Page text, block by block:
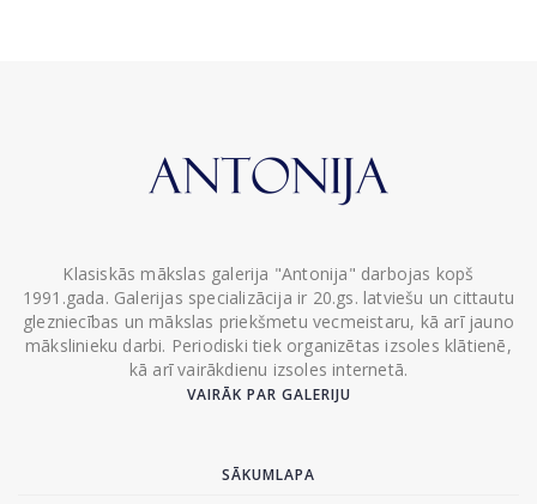
Klasiskās mākslas galerija "Antonija" darbojas kopš
1991.gada. Galerijas specializācija ir 20.gs. latviešu un cittautu
glezniecības un mākslas priekšmetu vecmeistaru, kā arī jauno
mākslinieku darbi. Periodiski tiek organizētas izsoles klātienē,
kā arī vairākdienu izsoles internetā.
VAIRĀK PAR GALERIJU
SĀKUMLAPA